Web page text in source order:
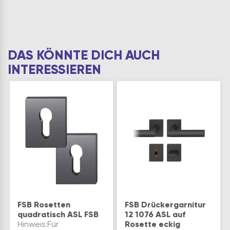
DAS KÖNNTE DICH AUCH
INTERESSIEREN
FSB Rosetten
quadratisch ASL FSB
Hinweis:Für
FSB Drückergarnitur
12 1076 ASL auf
Rosette eckig